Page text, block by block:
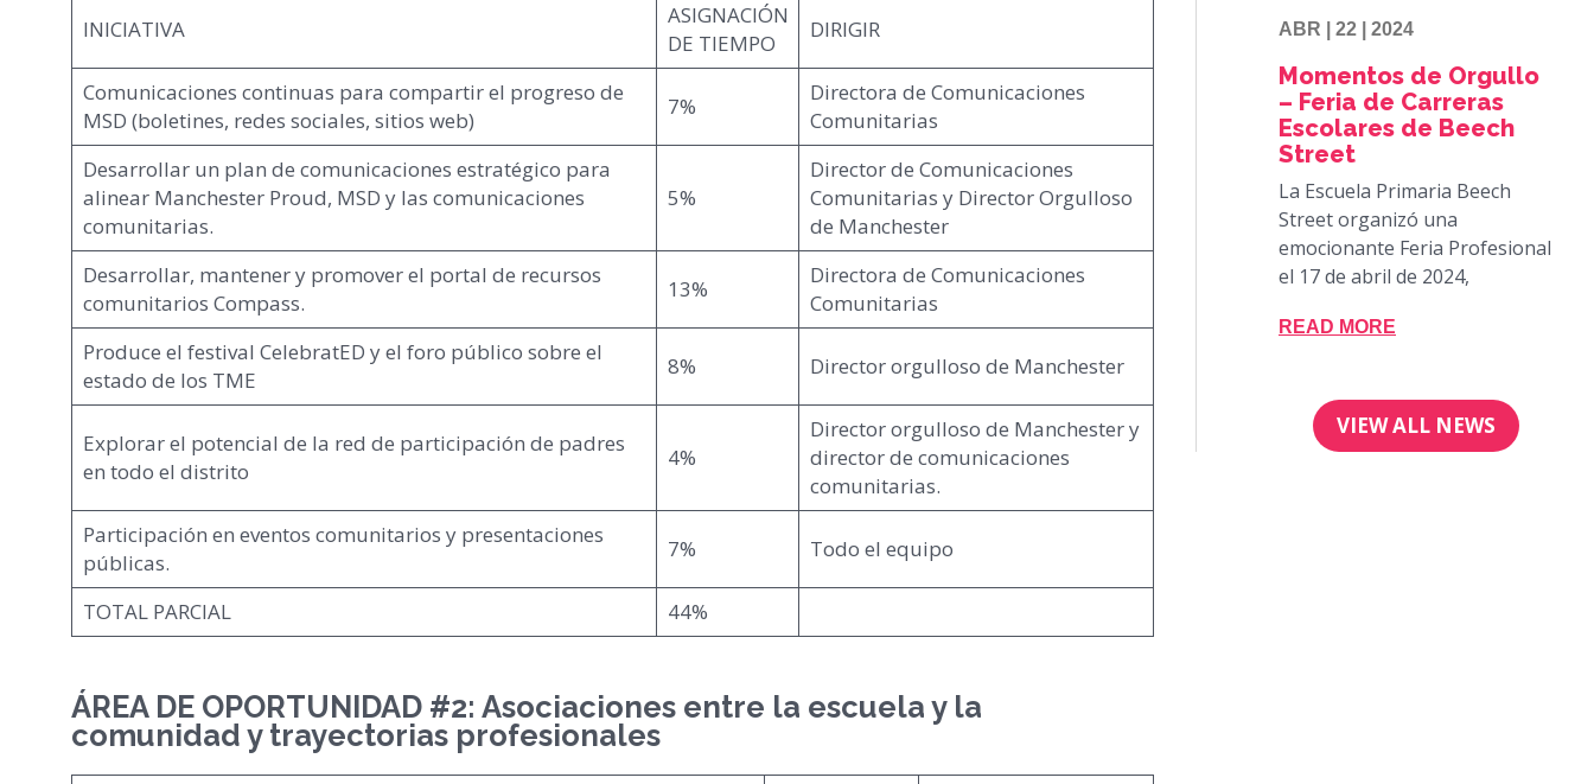
INICIATIVA
ASIGNACIÓN
DE TIEMPO
DIRIGIR
Comunicaciones continuas para compartir el progreso de
MSD (boletines, redes sociales, sitios web)
7%
Directora de Comunicaciones
Comunitarias
Desarrollar un plan de comunicaciones estratégico para
alinear Manchester Proud, MSD y las comunicaciones
comunitarias.
5%
Director de Comunicaciones
Comunitarias y Director Orgulloso
de Manchester
Desarrollar, mantener y promover el portal de recursos
comunitarios Compass.
13%
Directora de Comunicaciones
Comunitarias
Produce el festival CelebratED y el foro público sobre el
estado de los TME
8% Director orgulloso de Manchester
Explorar el potencial de la red de participación de padres
en todo el distrito
4%
Director orgulloso de Manchester y
director de comunicaciones
comunitarias.
Participación en eventos comunitarios y presentaciones
públicas.
7% Todo el equipo
TOTAL PARCIAL 44%
ÁREA DE OPORTUNIDAD #2: Asociaciones entre la escuela y la
comunidad y trayectorias profesionales
ABR | 22 | 2024
Momentos de Orgullo
– Feria de Carreras
Escolares de Beech
Street
La Escuela Primaria Beech
Street organizó una
emocionante Feria Profesional
el 17 de abril de 2024,
READ MORE
VIEW ALL NEWS